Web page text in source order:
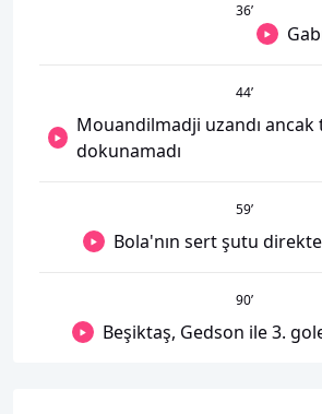
36’
44’
Mouandilmadji uzandı ancak
dokunamadı
59’
Bola'nın sert şutu
90’
Beşiktaş, Gedson ile 3.